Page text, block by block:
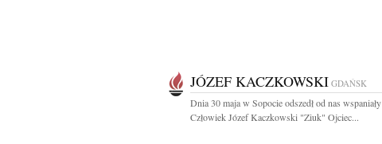
JÓZEF KACZKOWSKI GDAŃSK
Dnia 30 maja w Sopocie odszedł od nas wspaniały
Człowiek Józef Kaczkowski "Ziuk" Ojciec...